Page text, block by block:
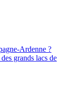
Ardenne ?
grands lacs de